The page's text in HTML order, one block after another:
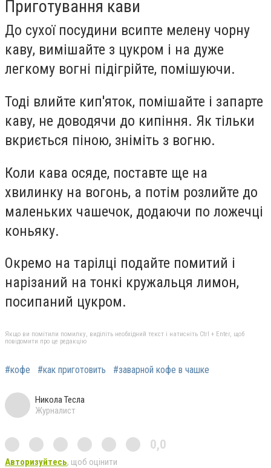
Приготування кави
До сухої посудини всипте мелену чорну
каву, вимішайте з цукром і на дуже
легкому вогні підігрійте, помішуючи.
Тоді влийте кип'яток, помішайте і запарте
каву, не доводячи до кипіння. Як тільки
вкриється піною, зніміть з вогню.
Коли кава осяде, поставте ще на
хвилинку на вогонь, а потім розлийте до
маленьких чашечок, додаючи по ложечці
коньяку.
Окремо на тарілці подайте помитий і
нарізаний на тонкі кружальця лимон,
посипаний цукром.
Якщо ви помітили помилку, виділіть необхідний текст і натисніть Ctrl + Enter, щоб
повідомити про це редакцію
#кофе #как приготовить #заварной кофе в чашке
Никола Тесла
Журналист
0,0
Авторизуйтесь, щоб оцінити